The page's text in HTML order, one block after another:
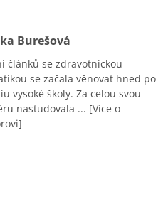
Burešová
článků se zdravotnickou
se začala věnovat hned po
vysoké školy. Za celou svou
nastudovala ... [Více o